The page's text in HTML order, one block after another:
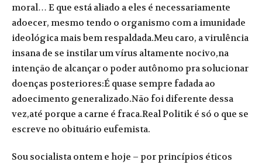
moral… E que está aliado a eles é necessariamente
adoecer, mesmo tendo o organismo com a imunidade
ideológica mais bem respaldada.Meu caro, a virulência
insana de se instilar um vírus altamente nocivo,na
intenção de alcançar o poder autônomo pra solucionar
doenças posteriores:É quase sempre fadada ao
adoecimento generalizado.Não foi diferente dessa
vez,até porque a carne é fraca.Real Politik é só o que se
escreve no obituário eufemista.
Sou socialista ontem e hoje – por princípios éticos